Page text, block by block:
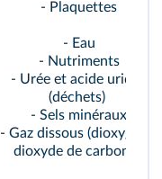
- Plaquettes
- Eau
- Nutriments
- Urée et acide urique
(déchets)
- Sels minéraux
- Gaz dissous (dioxygène,
dioxyde de carbone)